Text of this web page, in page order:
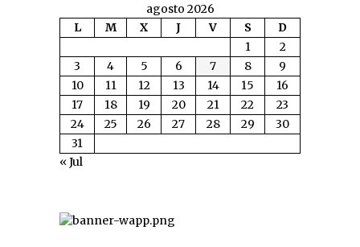
agosto 2026
L
M X J V S
D
1
2
3
4 5 6 7 8
9
10
11 12 13 14 15
16
17
18 19 20 21 22
23
24
25 26 27 28 29
30
31
« Jul